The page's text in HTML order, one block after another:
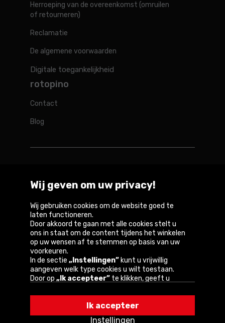
Herroeping van de overeenkomst (omruilen
of retourneren)
Reclamatie
De algemene voorwaarden
Digitale toegankelijkheid
rotopino
Contact
Blog
Belgique België Deutschland France Österreich
Copyright © 2026
Privacybeleid en gebruiksvoorwaarden van de
website
Wij geven om uw privacy!
Wij gebruiken cookies om de website goed te
laten functioneren.
Door akkoord te gaan met alle cookies stelt u
ons in staat om de content tijdens het winkelen
op uw wensen af te stemmen op basis van uw
voorkeuren.
In de sectie „Instellingen” kunt u vrijwillig
aangeven welk type cookies u wilt toestaan.
Door op „Ik accepteer” te klikken, geeft u
volgens de instellingen van uw browser.
U kunt uw keuze te allen tijde wijzigen door op
„Instellingen”in het cookiebeleid te klikken.
Instellingen
Ik accepteer